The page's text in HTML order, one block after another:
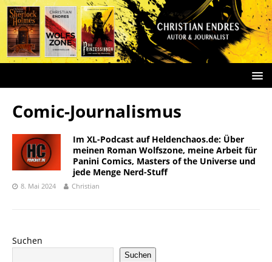
Comic-Journalismus
Im XL-Podcast auf Heldenchaos.de: Über
meinen Roman Wolfszone, meine Arbeit für
Panini Comics, Masters of the Universe und
jede Menge Nerd-Stuff
8. Mai 2024 Christian
Suchen
Suchen